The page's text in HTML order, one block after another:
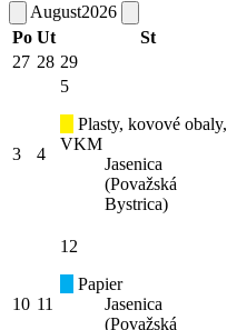
August2026
Po Ut St
27 28 29
3 4
5
Plasty, kovové obaly,
VKM
Jasenica
(Považská
Bystrica)
10 11
12
Papier
Jasenica
(Považská